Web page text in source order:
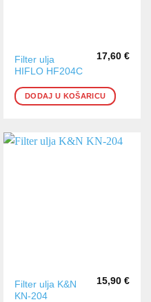
Filter ulja
HIFLO HF204C
17,60 €
DODAJ U KOŠARICU
Filter ulja K&N
KN-204
15,90 €